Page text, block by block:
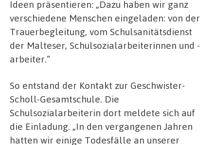
Ideen präsentieren: „Dazu haben wir ganz
verschiedene Menschen eingeladen: von der
Trauerbegleitung, vom Schulsanitätsdienst
der Malteser, Schulsozialarbeiterinnen und -
arbeiter.“
So entstand der Kontakt zur Geschwister-
Scholl-Gesamtschule. Die
Schulsozialarbeiterin dort meldete sich auf
die Einladung. „In den vergangenen Jahren
hatten wir einige Todesfälle an unserer